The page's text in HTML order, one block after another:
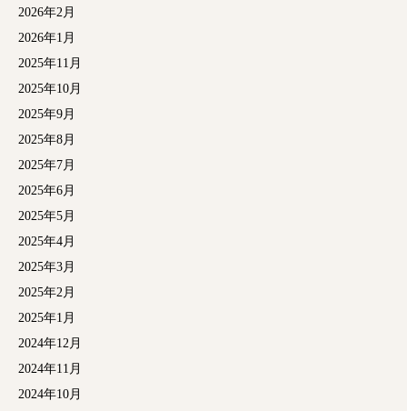
2026年2月
2026年1月
2025年11月
2025年10月
2025年9月
2025年8月
2025年7月
2025年6月
2025年5月
2025年4月
2025年3月
2025年2月
2025年1月
2024年12月
2024年11月
2024年10月